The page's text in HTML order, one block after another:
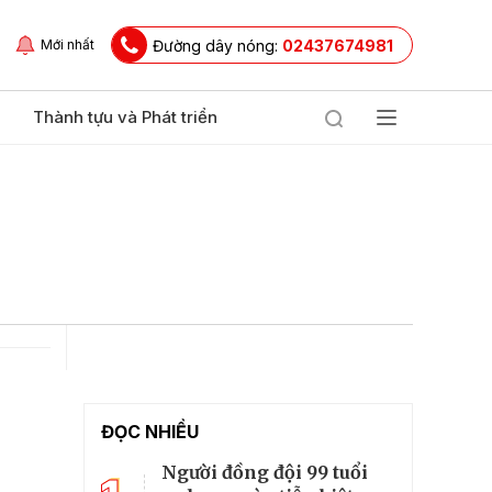
Mới nhất Đường dây nóng: 02437674981
Thành tựu và Phát triển
ĐỌC NHIỀU
Người đồng đội 99 tuổi